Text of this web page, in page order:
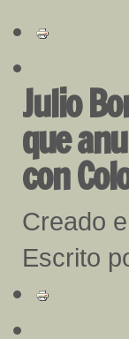
Julio
que
con
Creado
Escrito